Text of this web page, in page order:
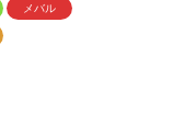
メバル